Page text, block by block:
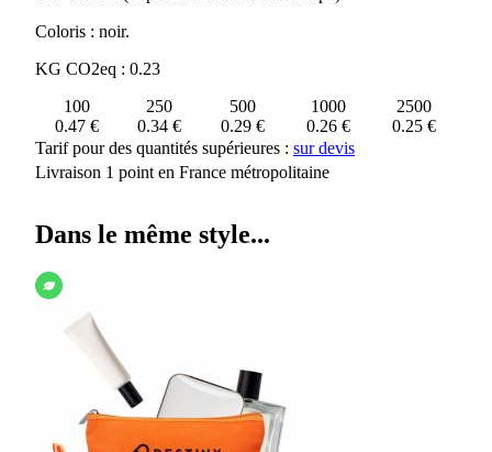
Coloris : noir.
KG CO2eq : 0.23
100
250 500 1000
2500
0.47 €
0.34 € 0.29 € 0.26 €
0.25 €
Tarif pour des quantités supérieures : sur devis
Livraison 1 point en France métropolitaine
Dans le même style...